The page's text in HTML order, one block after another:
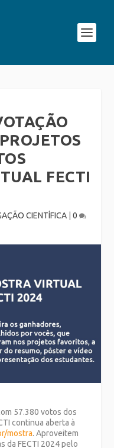
FECTI
CIENTÍFICA 0
57.380 votos dos
continua aberta à
mostra. Aproveitem
da FECTI 2024 pelo